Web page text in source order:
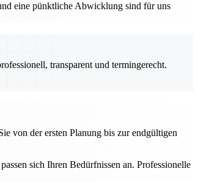
eine pünktliche Abwicklung sind für uns
transparent und termingerecht.
von der ersten Planung bis zur endgültigen
sich Ihren Bedürfnissen an. Professionelle